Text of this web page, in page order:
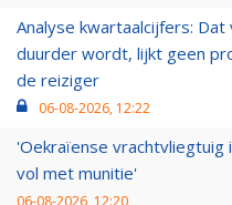
Analyse kwartaalcijfers: Dat
duurder wordt, lijkt geen
de reiziger
06-08-2026, 12:22
'Oekraïense vrachtvliegtuig
vol met munitie'
06-08-2026, 12:20